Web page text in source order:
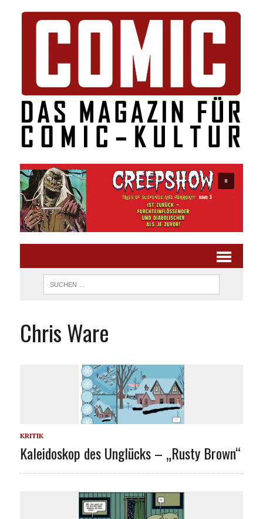
Chris Ware
KRITIK
Kaleidoskop des Unglücks – „Rusty Brown“